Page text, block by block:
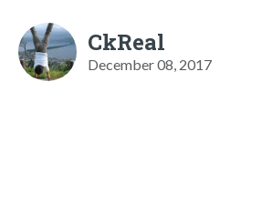
CkReal
December 08, 2017